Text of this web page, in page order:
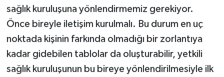
sağlık kuruluşuna yönlendirmemiz gerekiyor.
Önce bireyle iletişim kurulmalı. Bu durum en uç
noktada kişinin farkında olmadığı bir zorlantıya
kadar gidebilen tablolar da oluşturabilir, yetkili
sağlık kuruluşunun bu bireye yönlendirilmesiyle ilk